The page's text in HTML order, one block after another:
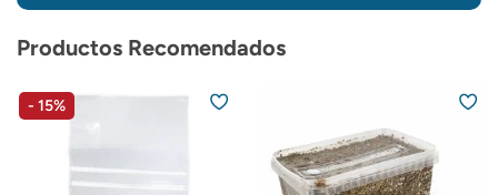
Productos Recomendados
- 15%